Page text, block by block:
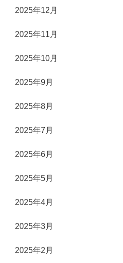
2025年12月
2025年11月
2025年10月
2025年9月
2025年8月
2025年7月
2025年6月
2025年5月
2025年4月
2025年3月
2025年2月